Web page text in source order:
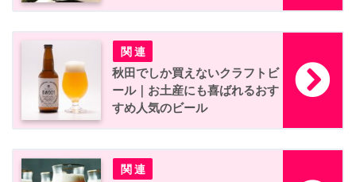
秋田でしか買えないクラフトビ
ール｜お土産にも喜ばれるおす
すめ人気のビール